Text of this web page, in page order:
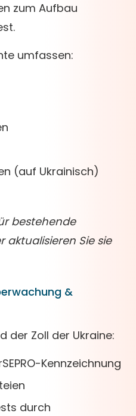
zum Aufbau
umfassen:
(auf Ukrainisch)
bestehende
Sie sie
&
der Zoll der Ukraine:
Kennzeichnung
durch